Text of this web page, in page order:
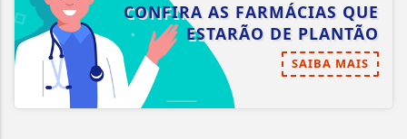
CONFIRA AS FARMÁCIAS QUE
ESTARÃO DE PLANTÃO
SAIBA MAIS